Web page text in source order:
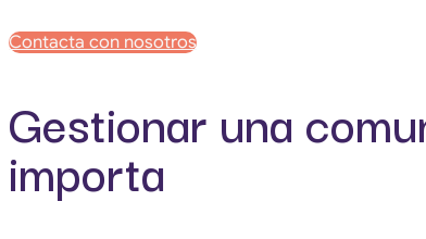
Contacta con nosotros
Gestionar una
importa